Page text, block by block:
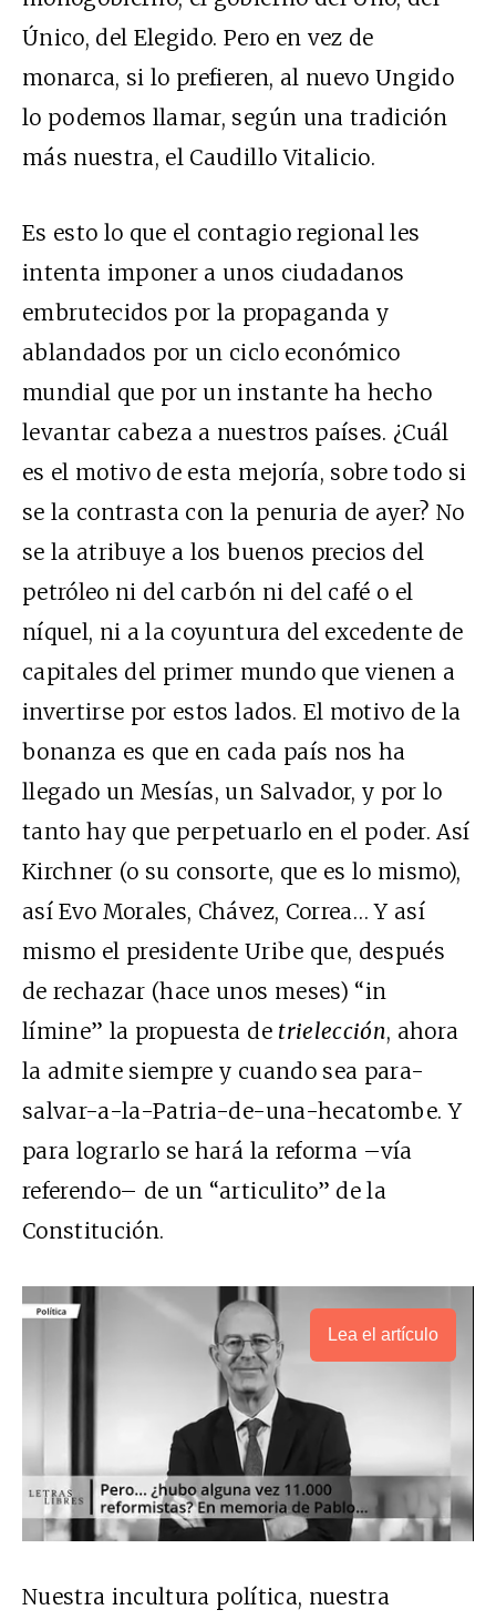
Único, del Elegido. Pero en vez de
monarca, si lo prefieren, al nuevo Ungido
lo podemos llamar, según una tradición
más nuestra, el Caudillo Vitalicio.
Es esto lo que el contagio regional les
intenta imponer a unos ciudadanos
embrutecidos por la propaganda y
ablandados por un ciclo económico
mundial que por un instante ha hecho
levantar cabeza a nuestros países. ¿Cuál
es el motivo de esta mejoría, sobre todo si
se la contrasta con la penuria de ayer? No
se la atribuye a los buenos precios del
petróleo ni del carbón ni del café o el
níquel, ni a la coyuntura del excedente de
capitales del primer mundo que vienen a
invertirse por estos lados. El motivo de la
bonanza es que en cada país nos ha
llegado un Mesías, un Salvador, y por lo
tanto hay que perpetuarlo en el poder. Así
Kirchner (o su consorte, que es lo mismo),
así Evo Morales, Chávez, Correa… Y así
mismo el presidente Uribe que, después
de rechazar (hace unos meses) “in
límine” la propuesta de trielección, ahora
la admite siempre y cuando sea para-
salvar-a-la-Patria-de-una-hecatombe. Y
para lograrlo se hará la reforma –vía
referendo– de un “articulito” de la
Constitución.
Lea el artículo
Nuestra incultura política, nuestra